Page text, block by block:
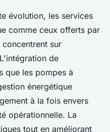
évolution, les services
comme ceux offerts par
concentrent sur
de
que les pompes à
énergétique
à la fois envers
opérationnelle. La
tout en améliorant